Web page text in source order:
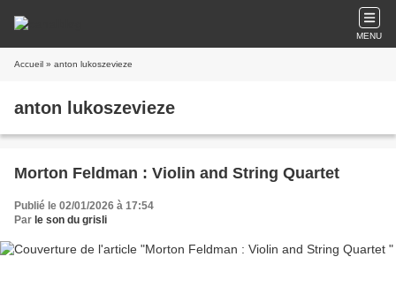
MENU
Accueil » anton lukoszevieze
anton lukoszevieze
Morton Feldman : Violin and String Quartet
Publié le 02/01/2026 à 17:54
Par le son du grisli